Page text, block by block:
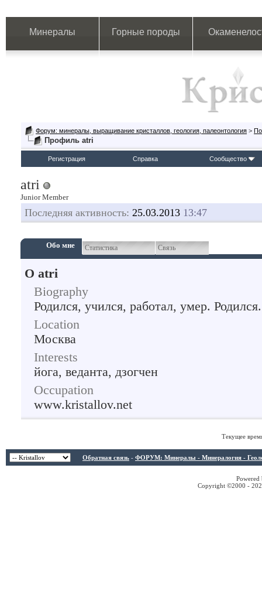
Минералы Горные породы
Форум: минералы, выращивание кристаллов, геология, палеонтология >
Профиль atri
Регистрация Справка Сообщество
atri
Junior Member
Последняя активность: 25.03.2013 13:47
Обо мне Статистика Связь
О atri
Biography
Родился, учился, работал, умер.
Location
Москва
Interests
йога, веданта, дзогчен
Occupation
www.kristallov.net
Текущее
Обратная связь - ФОРУМ: Минералы - Минералогия -
Copyright ©2000 -